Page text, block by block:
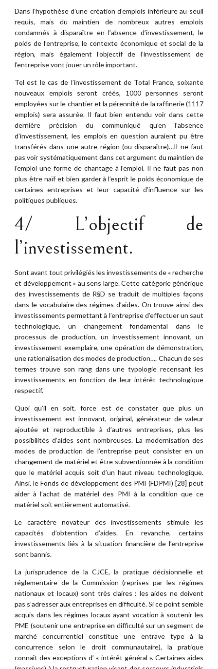
Dans l’hypothèse d’une création d’emplois inférieure au seuil
requis, mais du maintien de nombreux autres emplois
condamnés à disparaître en l’absence d’investissement, le
poids de l’entreprise, le contexte économique et social de la
région, mais également l’objectif de l’investissement de
l’entreprise vont jouer un rôle important.
Tel est le cas de l’investissement de Total France, soixante
nouveaux emplois seront créés, 1000 personnes seront
employées sur le chantier et la pérennité de la raffinerie (1117
emplois) sera assurée. Il faut bien entendu voir dans cette
dernière précision du communiqué qu’en l’absence
d’investissement, les emplois en question auraient pu être
transférés dans une autre région (ou disparaître)…Il ne faut
pas voir systématiquement dans cet argument du maintien de
l’emploi une forme de chantage à l’emploi. Il ne faut pas non
plus être naïf et bien garder à l’esprit le poids économique de
certaines entreprises et leur capacité d’influence sur les
politiques publiques.
4/ L’objectif de
l’investissement.
Sont avant tout privilégiés les investissements de « recherche
et développement » au sens large. Cette catégorie générique
des investissements de R§D se traduit de multiples façons
dans le vocabulaire des régimes d’aides. On trouve ainsi des
investissements permettant à l’entreprise d’effectuer un saut
technologique, un changement fondamental dans le
processus de production, un investissement innovant, un
investissement exemplaire, une opération de démonstration,
une rationalisation des modes de production…. Chacun de ses
termes trouve son rang dans une typologie recensant les
investissements en fonction de leur intérêt technologique
respectif.
Quoi qu’il en soit, force est de constater que plus un
investissement est innovant, original, générateur de valeur
ajoutée et reproductible à d’autres entreprises, plus les
possibilités d’aides sont nombreuses. La modernisation des
modes de production de l’entreprise peut consister en un
changement de matériel et être subventionnée à la condition
que le matériel acquis soit d’un haut niveau technologique.
Ainsi, le Fonds de développement des PMI (FDPMI) [28] peut
aider à l’achat de matériel des PMI à la condition que ce
matériel soit entièrement automatisé.
Le caractère novateur des investissements stimule les
capacités d’obtention d’aides. En revanche, certains
investissements liés à la situation financière de l’entreprise
sont bannis.
La jurisprudence de la CJCE, la pratique décisionnelle et
réglementaire de la Commission (reprises par les régimes
nationaux et locaux) sont très claires : les aides ne doivent
pas s’adresser aux entreprises en difficulté. Si ce point semble
acquis dans les régimes locaux ayant vocation à soutenir les
PME (soutenir une entreprise en difficulté sur un segment de
marché concurrentiel constitue une entrave type à la
concurrence selon le droit communautaire), la pratique
connaît des exceptions d’ « intérêt général ». Certaines aides